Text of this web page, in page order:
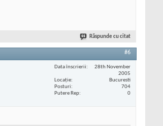
Răspunde cu citat
#6
Data înscrierii
28th November
2005
Locaţie
Bucuresti
Posturi
704
Putere Rep
0